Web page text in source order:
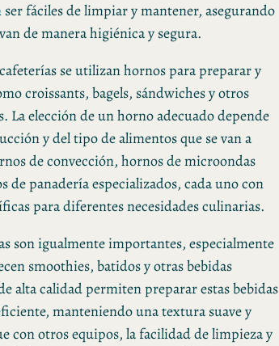
ser fáciles de limpiar y mantener, asegurando
de manera higiénica y segura.
se utilizan hornos para preparar y
croissants, bagels, sándwiches y otros
La elección de un horno adecuado depende
y del tipo de alimentos que se van a
de convección, hornos de microondas
de panadería especializados, cada uno con
para diferentes necesidades culinarias.
son igualmente importantes, especialmente
smoothies, batidos y otras bebidas
alta calidad permiten preparar estas bebidas
manteniendo una textura suave y
con otros equipos, la facilidad de limpieza y